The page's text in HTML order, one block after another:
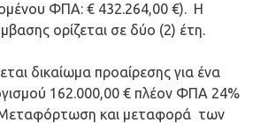
ΦΠΑ: € 432.264,00 €). Η
ορίζεται σε δύο (2) έτη.
δικαίωμα προαίρεσης για ένα
162.000,00 € πλέον ΦΠΑ 24%
και μεταφορά των